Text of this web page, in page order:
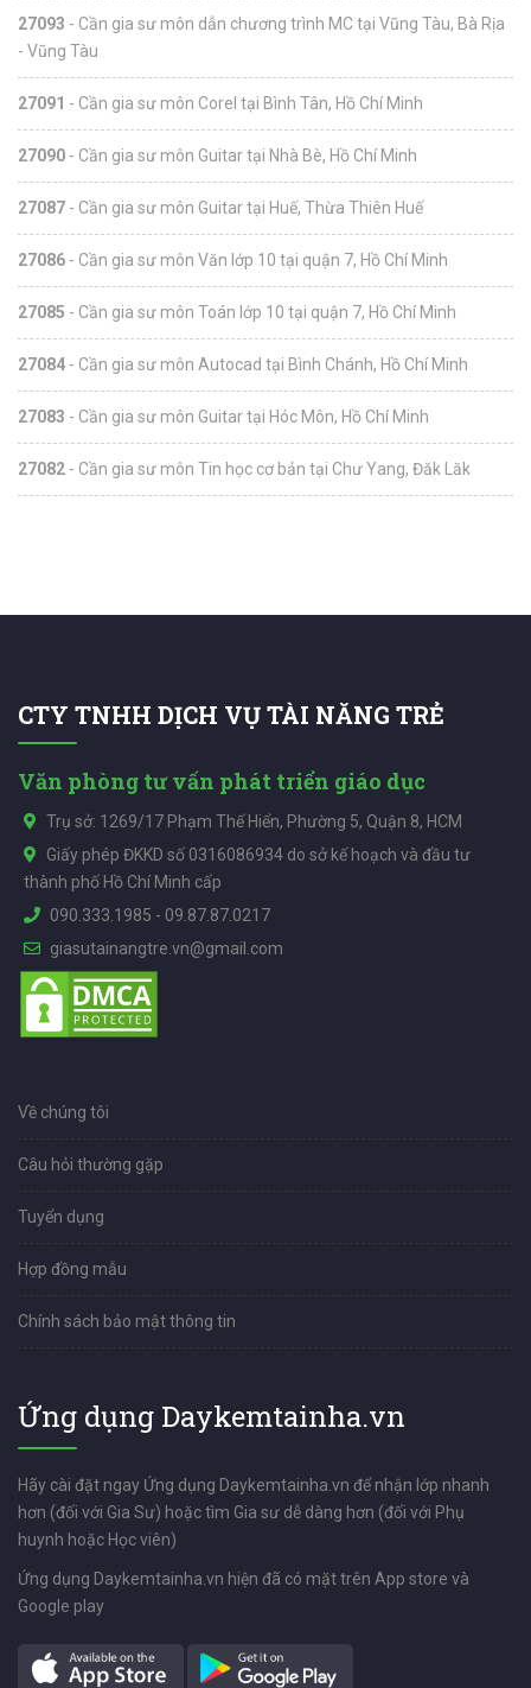
27093 - Cần gia sư môn dẫn chương trình MC tại Vũng Tàu, Bà Rịa
- Vũng Tàu
27091 - Cần gia sư môn Corel tại Bình Tân, Hồ Chí Minh
27090 - Cần gia sư môn Guitar tại Nhà Bè, Hồ Chí Minh
27087 - Cần gia sư môn Guitar tại Huế, Thừa Thiên Huế
27086 - Cần gia sư môn Văn lớp 10 tại quận 7, Hồ Chí Minh
27085 - Cần gia sư môn Toán lớp 10 tại quận 7, Hồ Chí Minh
27084 - Cần gia sư môn Autocad tại Bình Chánh, Hồ Chí Minh
27083 - Cần gia sư môn Guitar tại Hóc Môn, Hồ Chí Minh
27082 - Cần gia sư môn Tin học cơ bản tại Chư Yang, Đăk Lăk
CTY TNHH DỊCH VỤ TÀI NĂNG TRẺ
Văn phòng tư vấn phát triển giáo dục
Trụ sở: 1269/17 Phạm Thế Hiển, Phường 5, Quận 8, HCM
Giấy phép ĐKKD số 0316086934 do sở kế hoạch và đầu tư
thành phố Hồ Chí Minh cấp
090.333.1985 - 09.87.87.0217
giasutainangtre.vn@gmail.com
Về chúng tôi
Câu hỏi thường gặp
Tuyển dụng
Hợp đồng mẫu
Chính sách bảo mật thông tin
Ứng dụng Daykemtainha.vn
Hãy cài đặt ngay Ứng dụng Daykemtainha.vn để nhận lớp nhanh
hơn (đối với Gia Sư) hoặc tìm Gia sư dễ dàng hơn (đối với Phụ
huynh hoặc Học viên)
Ứng dụng Daykemtainha.vn hiện đã có mặt trên App store và
Google play